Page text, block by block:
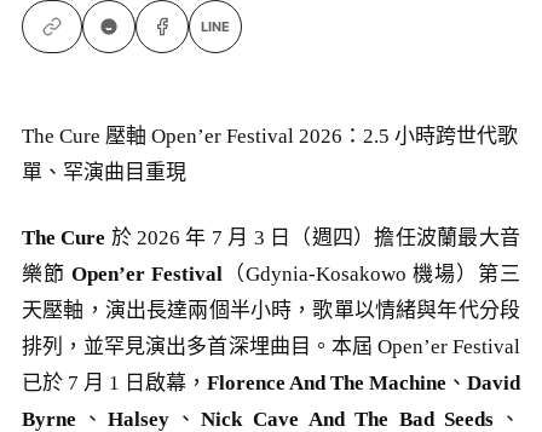
LINE
The Cure 壓軸 Open’er Festival 2026：2.5 小時跨世代歌
單、罕演曲目重現
The Cure 於 2026 年 7 月 3 日（週四）擔任波蘭最大音
樂節 Open’er Festival （Gdynia-Kosakowo 機場）第三
天壓軸，演出長達兩個半小時，歌單以情緒與年代分段
排列，並罕見演出多首深埋曲目。本屆 Open’er Festival
已於 7 月 1 日啟幕， Florence And The Machine 、 David
Byrne 、Halsey 、Nick Cave And The Bad Seeds 、